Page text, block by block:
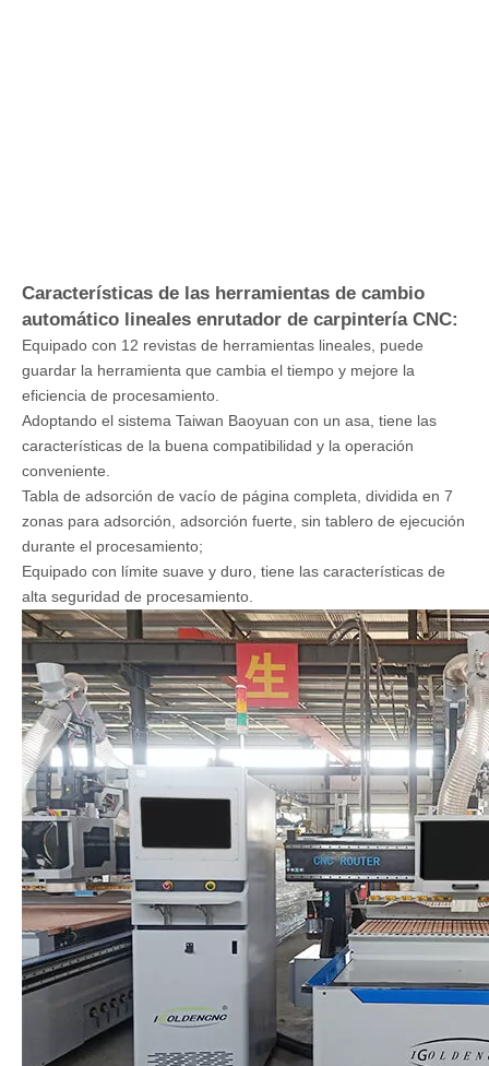
Características de las herramientas de cambio
automático lineales enrutador de carpintería CNC:
Equipado con 12 revistas de herramientas lineales, puede
guardar la herramienta que cambia el tiempo y mejore la
eficiencia de procesamiento.
Adoptando el sistema Taiwan Baoyuan con un asa, tiene las
características de la buena compatibilidad y la operación
conveniente.
Tabla de adsorción de vacío de página completa, dividida en 7
zonas para adsorción, adsorción fuerte, sin tablero de ejecución
durante el procesamiento;
Equipado con límite suave y duro, tiene las características de
alta seguridad de procesamiento.